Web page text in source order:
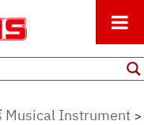
มืออาชีพ
Musical Instrument >